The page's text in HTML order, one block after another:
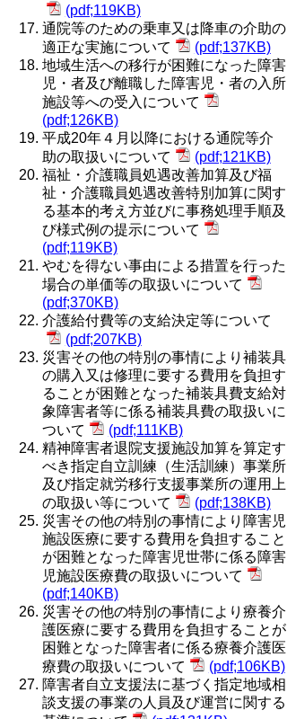
(pdf;119KB)
通院等のための乗車又は降車の介助の
適正な実施について
(pdf;137KB)
地域生活への移行が困難になった障害
児・者及び離職した障害児・者の入所
施設等への受入について
(pdf;126KB)
平成20年４月以降における通院等介
助の取扱いについて
(pdf;121KB)
福祉・介護職員処遇改善加算及び福
祉・介護職員処遇改善特別加算に関す
る基本的考え方並びに事務処理手順及
び様式例の提示について
(pdf;119KB)
やむを得ない事由による措置を行った
場合の単価等の取扱いについて
(pdf;370KB)
介護給付費等の支給決定等について
(pdf;207KB)
災害その他の特別の事情により補装具
の購入又は修理に要する費用を負担す
ることが困難となった補装具費支給対
象障害者等に係る補装具費の取扱いに
ついて
(pdf;111KB)
精神障害者退院支援施設加算を算定す
べき指定自立訓練（生活訓練）事業所
及び指定就労移行支援事業所の運用上
の取扱い等について
(pdf;138KB)
災害その他の特別の事情により障害児
施設医療に要する費用を負担すること
が困難となった障害児世帯に係る障害
児施設医療費の取扱いについて
(pdf;140KB)
災害その他の特別の事情により療養介
護医療に要する費用を負担することが
困難となった障害者に係る療養介護医
療費の取扱いについて
(pdf;106KB)
障害者自立支援法に基づく指定地域相
談支援の事業の人員及び運営に関する